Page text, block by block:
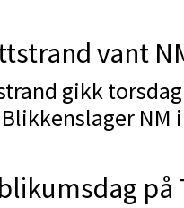
vant
gikk
på